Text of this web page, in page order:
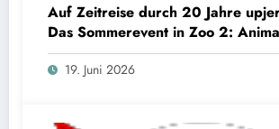
Auf Zeitreise durch 20 Jahre
Das Sommerevent in Zoo 2:
19. Juni 2026